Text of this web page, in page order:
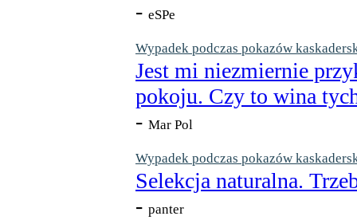
- eSPe
Wypadek podczas pokazów
Jest mi niezmiernie
pokoju. Czy to wina
- Mar Pol
Wypadek podczas pokazów
Selekcja naturalna.
- panter